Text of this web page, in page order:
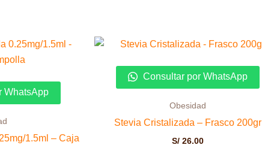
WhatsApp
1.5ml – Caja
Consultar por WhatsApp
Obesidad
Stevia Cristalizada – Frasco 200gr
S/ 26.00